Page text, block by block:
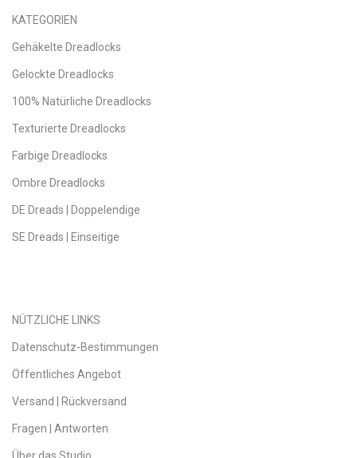
KATEGORIEN
Gehäkelte Dreadlocks
Gelockte Dreadlocks
100% Natürliche Dreadlocks
Texturierte Dreadlocks
Farbige Dreadlocks
Ombre Dreadlocks
DE Dreads | Doppelendige
SE Dreads | Einseitige
NÜTZLICHE LINKS
Datenschutz-Bestimmungen
Öffentliches Angebot
Versand | Rückversand
Fragen | Antworten
Über das Studio